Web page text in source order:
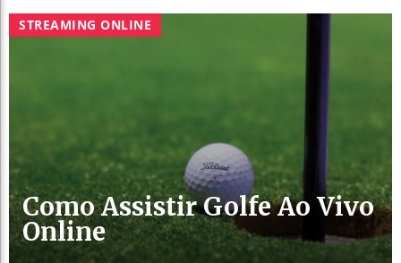
STREAMING ONLINE
Como Assistir Golfe Ao Vivo
Online